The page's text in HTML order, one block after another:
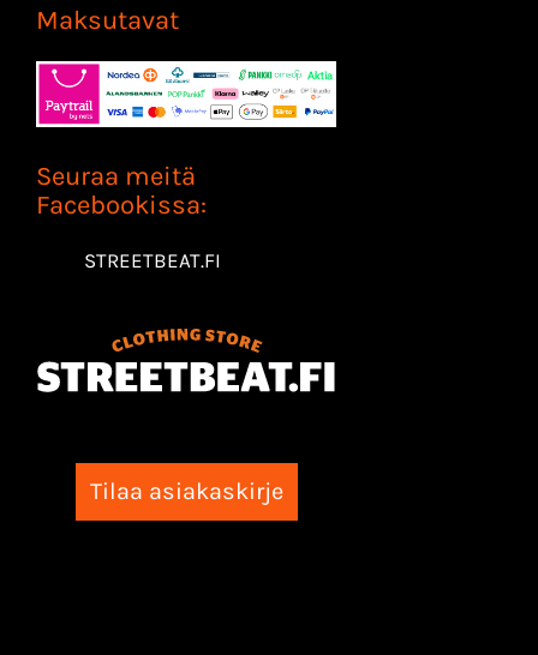
Maksutavat
Seuraa meitä
Facebookissa:
STREETBEAT.FI